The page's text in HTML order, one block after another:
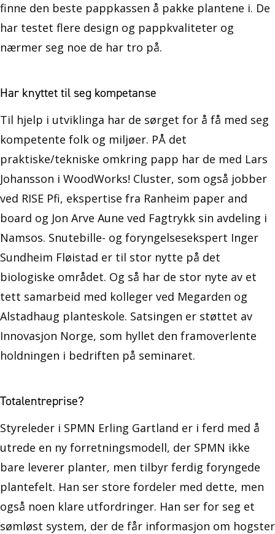
finne den beste pappkassen å pakke plantene i. De
har testet flere design og pappkvaliteter og
nærmer seg noe de har tro på.
Har knyttet til seg kompetanse
Til hjelp i utviklinga har de sørget for å få med seg
kompetente folk og miljøer. PÅ det
praktiske/tekniske omkring papp har de med Lars
Johansson i WoodWorks! Cluster, som også jobber
ved RISE Pfi, ekspertise fra Ranheim paper and
board og Jon Arve Aune ved Fagtrykk sin avdeling i
Namsos. Snutebille- og foryngelsesekspert Inger
Sundheim Fløistad er til stor nytte på det
biologiske området. Og så har de stor nyte av et
tett samarbeid med kolleger ved Megarden og
Alstadhaug planteskole. Satsingen er støttet av
Innovasjon Norge, som hyllet den framoverlente
holdningen i bedriften på seminaret.
Totalentreprise?
Styreleder i SPMN Erling Gartland er i ferd med å
utrede en ny forretningsmodell, der SPMN ikke
bare leverer planter, men tilbyr ferdig foryngede
plantefelt. Han ser store fordeler med dette, men
også noen klare utfordringer. Han ser for seg et
sømløst system, der de får informasjon om hogster